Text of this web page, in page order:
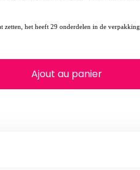
zetten, het heeft 29 onderdelen in de verpakking.
Ajout au panier